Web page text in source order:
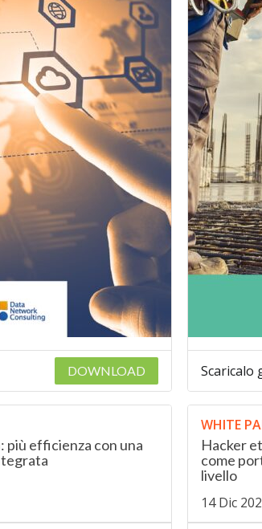
DOWNLOAD Scaricalo
più efficienza con una
WHITE
Hacker
come
livello
14 Dic